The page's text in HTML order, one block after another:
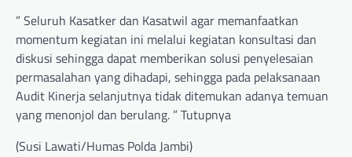
” Seluruh Kasatker dan Kasatwil agar memanfaatkan
momentum kegiatan ini melalui kegiatan konsultasi dan
diskusi sehingga dapat memberikan solusi penyelesaian
permasalahan yang dihadapi, sehingga pada pelaksanaan
Audit Kinerja selanjutnya tidak ditemukan adanya temuan
yang menonjol dan berulang. ” Tutupnya
(Susi Lawati/Humas Polda Jambi)